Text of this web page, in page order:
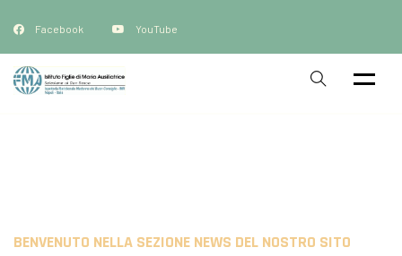
Facebook YouTube
BENVENUTO NELLA SEZIONE NEWS DEL NOSTRO SITO